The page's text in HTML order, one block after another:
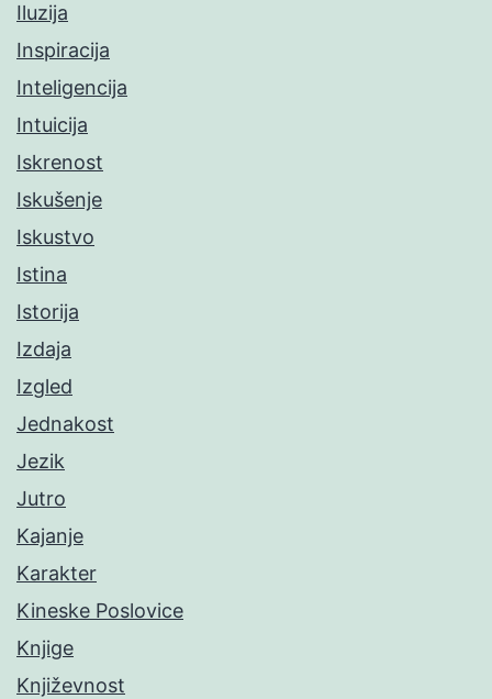
Iluzija
Inspiracija
Inteligencija
Intuicija
Iskrenost
Iskušenje
Iskustvo
Istina
Istorija
Izdaja
Izgled
Jednakost
Jezik
Jutro
Kajanje
Karakter
Kineske Poslovice
Knjige
Književnost